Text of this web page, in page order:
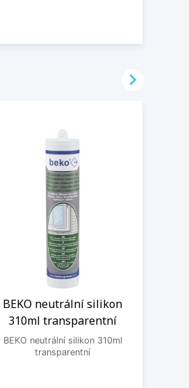
BEKO neutrální silikon
310ml transparentní
BEKO neutrální silikon 310ml
transparentní
